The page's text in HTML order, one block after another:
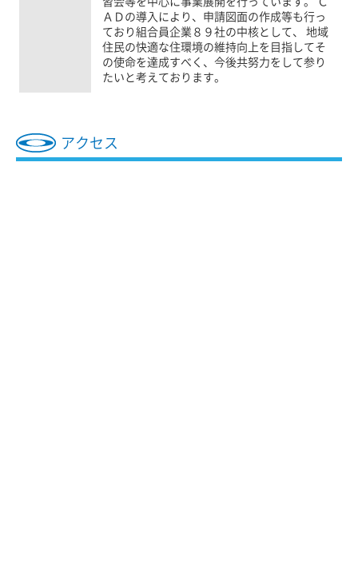
ＡＤの導入により、申請図面の作成等も行っ
ており組合員企業８９社の中核として、 地域
住民の快適な住環境の維持向上を目指してそ
の使命を達成すべく、今後共努力をして参り
たいと考えております。
アクセス